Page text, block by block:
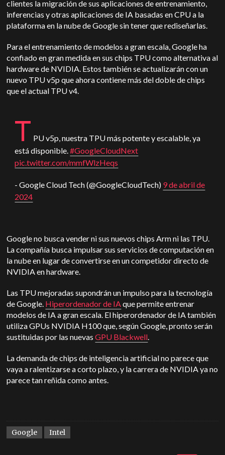
clientes la migración de sus aplicaciones de entrenamiento,
inferencias y otras aplicaciones de IA basadas en CPU a la
plataforma en la nube de Google sin tener que rediseñarlas.
Para el entrenamiento de modelos a gran escala, Google ha
confiado en gran medida en sus chips TPU como alternativa al
hardware de NVIDIA. Estos también se actualizarán con un
nuevo TPU v5p que ahora contiene más del doble de chips
que el actual TPU v4.
T PU v5p, nuestra TPU más potente y escalable, ya
está disponible.#GoogleCloudNext
pic.twitter.com/mmfWlzHeqs
- Google Cloud Tech (@GoogleCloudTech) 9 de abril de
2024
Google no busca vender ni sus nuevos chips Arm ni las TPU.
La compañía busca impulsar sus servicios de computación en
la nube en lugar de convertirse en un competidor directo de
NVIDIA en hardware.
Las TPU mejoradas supondrán un impulso para la tecnología
de Google. Hiperordenador de IAque permite entrenar
modelos de IA a gran escala. El hiperordenador de IA también
utiliza GPUs NVIDIA H100 que, según Google, pronto serán
sustituidas por las nuevasGPU Blackwell.
La demanda de chips de inteligencia artificial no parece que
vaya a ralentizarse a corto plazo, y la carrera de NVIDIA ya no
parece tan reñida como antes.
Google Intel